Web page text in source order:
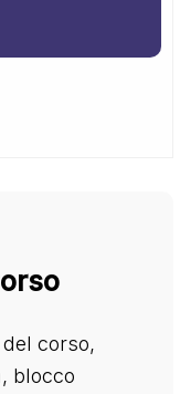
corso,
blocco